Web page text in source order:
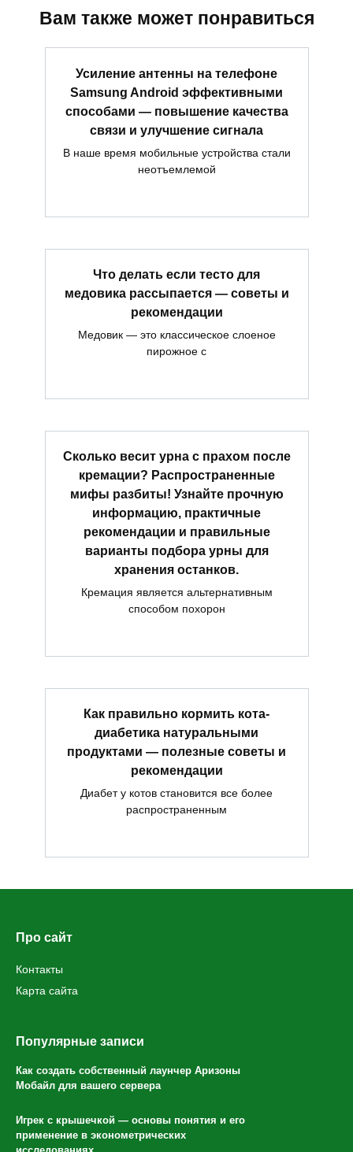
Вам также может понравиться
Усиление антенны на телефоне
Samsung Android эффективными
способами — повышение качества
связи и улучшение сигнала
В наше время мобильные устройства стали
неотъемлемой
Что делать если тесто для
медовика рассыпается — советы и
рекомендации
Медовик — это классическое слоеное
пирожное с
Сколько весит урна с прахом после
кремации? Распространенные
мифы разбиты! Узнайте прочную
информацию, практичные
рекомендации и правильные
варианты подбора урны для
хранения останков.
Кремация является альтернативным
способом похорон
Как правильно кормить кота-
диабетика натуральными
продуктами — полезные советы и
рекомендации
Диабет у котов становится все более
распространенным
Про сайт
Контакты
Карта сайта
Популярные записи
Как создать собственный лаунчер Аризоны
Мобайл для вашего сервера
Игрек с крышечкой — основы понятия и его
применение в эконометрических